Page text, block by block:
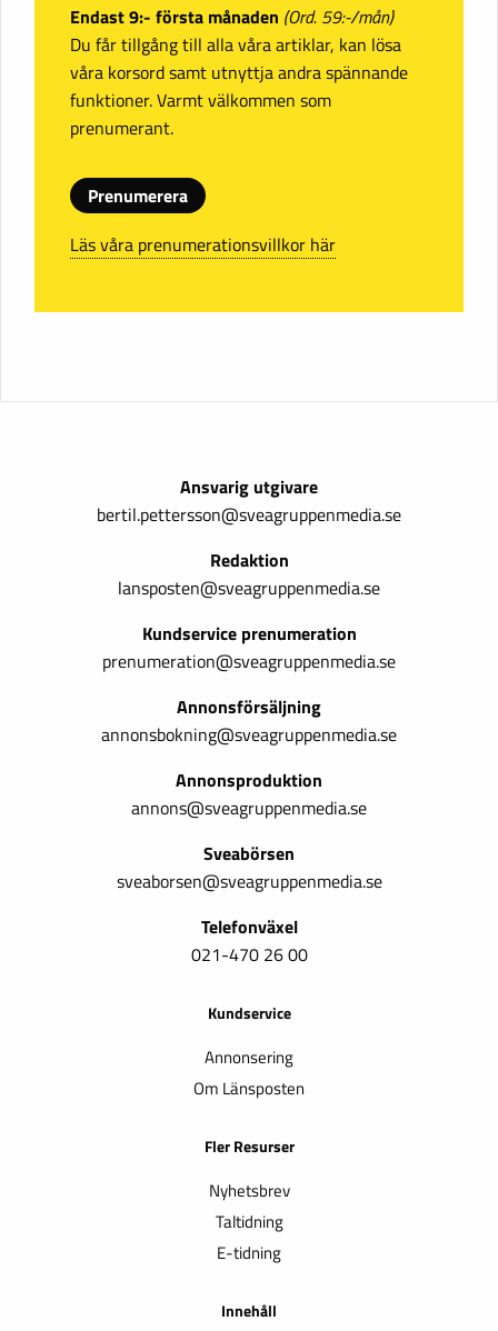
Endast 9:- första månaden (Ord. 59:-/mån)
Du får tillgång till alla våra artiklar, kan lösa
våra korsord samt utnyttja andra spännande
funktioner. Varmt välkommen som
prenumerant.
Prenumerera
Läs våra prenumerationsvillkor här
Ansvarig utgivare
bertil.pettersson@sveagruppenmedia.se
Redaktion
lansposten@sveagruppenmedia.se
Kundservice prenumeration
prenumeration@sveagruppenmedia.se
Annonsförsäljning
annonsbokning@sveagruppenmedia.se
Annonsproduktion
annons@sveagruppenmedia.se
Sveabörsen
sveaborsen@sveagruppenmedia.se
Telefonväxel
021-470 26 00
Kundservice
Annonsering
Om Länsposten
Fler Resurser
Nyhetsbrev
Taltidning
E-tidning
Innehåll